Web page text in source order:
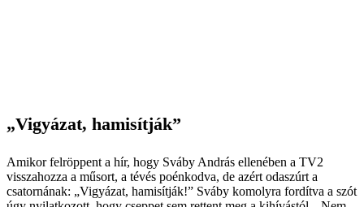
„Vigyázat, hamisítják”
Amikor felröppent a hír, hogy Sváby András ellenében a TV2
visszahozza a műsort, a tévés poénkodva, de azért odaszúrt a
csatornának: „Vigyázat, hamisítják!” Sváby komolyra fordítva a szót